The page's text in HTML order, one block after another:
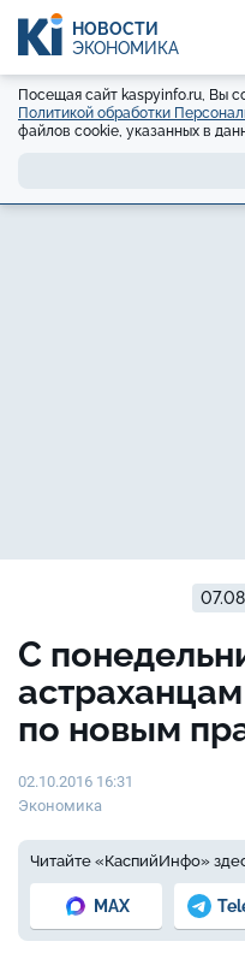
НОВОСТИ
ЭКОНОМИКА
Посещая сайт kaspyinfo.ru, Вы
Политикой обработки
файлов cookie, указанных в
С
по новым
02.10.2016 16:31
Экономика
Читайте «КаспийИнфо»
MAX